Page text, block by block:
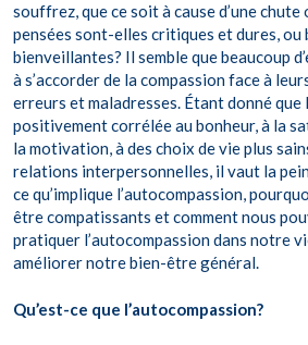
souffrez, que ce soit à cause d’une chute
pensées sont-elles critiques et dures,
bienveillantes? Il semble que beaucoup
à s’accorder de la compassion face à
erreurs et maladresses. Étant donné que
positivement corrélée au bonheur, à la
la motivation, à des choix de vie plus
relations interpersonnelles, il vaut la
ce qu’implique l’autocompassion,
être compatissants et comment nous
pratiquer l’autocompassion dans notre
améliorer notre bien-être général.
Qu’est-ce que l’autocompassion?